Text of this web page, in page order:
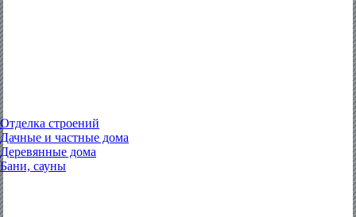
Отделка строений
Дачные и частные дома
Деревянные дома
Бани, сауны